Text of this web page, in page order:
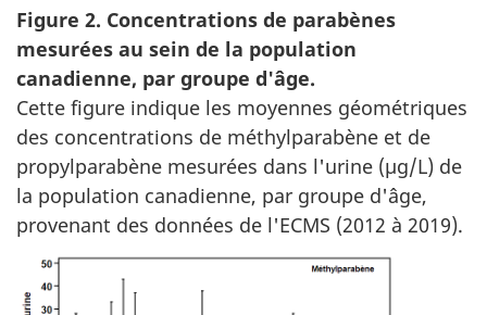
Figure 2. Concentrations de parabènes
mesurées au sein de la population
canadienne, par groupe d'âge.
Cette figure indique les moyennes géométriques
des concentrations de méthylparabène et de
propylparabène mesurées dans l'urine (µg/L) de
la population canadienne, par groupe d'âge,
provenant des données de l'ECMS (2012 à 2019).